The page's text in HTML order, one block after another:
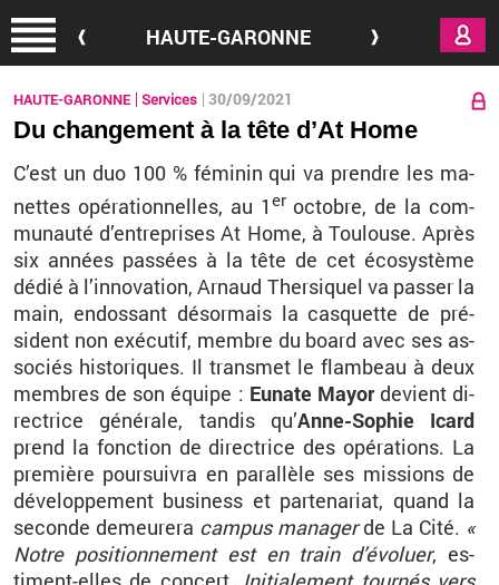
HAUTE-GARONNE
HAUTE-GARONNE Services 30/09/2021
Du changement à la tête d’At Home
C’est un duo 100 % fé­mi­nin qui va prendre les ma­
nettes opé­ra­tion­nelles, au 1 eroc­tobre, de la com­
mu­nauté d’en­tre­prises At Home, à Tou­louse. Après
six an­nées pas­sées à la tête de cet éco­sys­tème
dédié à l’in­no­va­tion, Ar­naud Ther­si­quel va pas­ser la
main, en­dos­sant dé­sor­mais la cas­quette de pré­
sident non exé­cu­tif, membre du board avec ses as­
so­ciés his­to­riques. Il trans­met le flam­beau à deux
membres de son équipe : Eu­nate Mayorde­vient di­
rec­trice gé­né­rale, tan­dis qu’Anne-So­phie Icard
prend la fonc­tion de di­rec­trice des opé­ra­tions. La
pre­mière pour­sui­vra en pa­ral­lèle ses mis­sions de
dé­ve­lop­pe­ment bu­si­ness et par­te­na­riat, quand la
se­conde de­meu­rera cam­pus ma­na­gerde La Cité. «
Notre po­si­tion­ne­ment est en train d’évo­luer, es­